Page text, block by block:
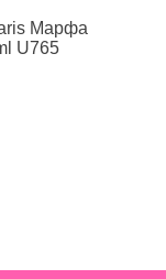
Марфа
U765